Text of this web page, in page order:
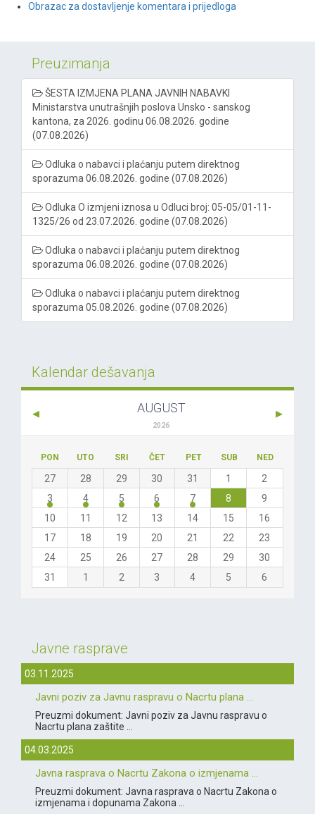
Obrazac za dostavljenje komentara i prijedloga
Preuzimanja
ŠESTA IZMJENA PLANA JAVNIH NABAVKI
Ministarstva unutrašnjih poslova Unsko - sanskog
kantona, za 2026. godinu 06.08.2026. godine
(07.08.2026)
Odluka o nabavci i plaćanju putem direktnog
sporazuma 06.08.2026. godine (07.08.2026)
Odluka O izmjeni iznosa u Odluci broj: 05-05/01-11-
1325/26 od 23.07.2026. godine (07.08.2026)
Odluka o nabavci i plaćanju putem direktnog
sporazuma 06.08.2026. godine (07.08.2026)
Odluka o nabavci i plaćanju putem direktnog
sporazuma 05.08.2026. godine (07.08.2026)
Kalendar dešavanja
AUGUST
2026
PON UTO SRI ČET PET SUB NED
27 28 29 30 31 1
2
3
4 5 6 7 8
9
10
11 12 13 14 15
16
17
18 19 20 21 22
23
24
25 26 27 28 29
30
31
1 2 3 4 5 6
Javne rasprave
03.11.2025
Javni poziv za Javnu raspravu o Nacrtu plana ...
Preuzmi dokument: Javni poziv za Javnu raspravu o
Nacrtu plana zaštite ...
04.03.2025
Javna rasprava o Nacrtu Zakona o izmjenama ...
Preuzmi dokument: Javna rasprava o Nacrtu Zakona o
izmjenama i dopunama Zakona ...